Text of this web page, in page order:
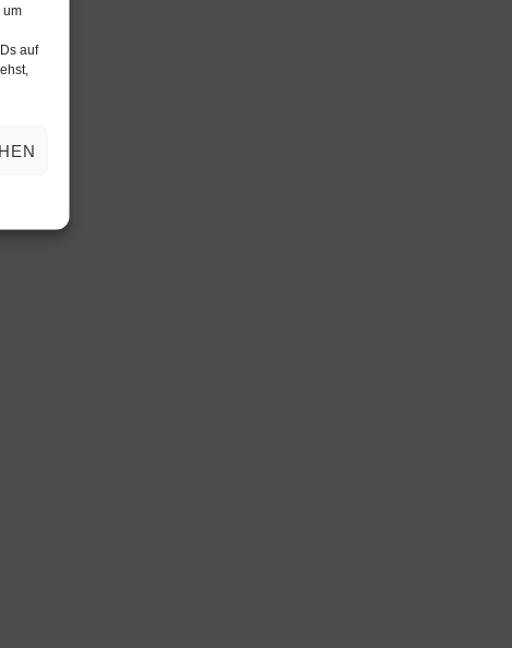
um
auf